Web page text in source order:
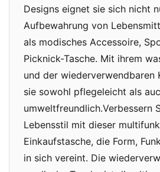
Designs eignet sie sich nicht
Aufbewahrung von
als modisches Accessoire,
Picknick-Tasche. Mit ihrem
und der wiederverwendbaren
sie sowohl pflegeleicht als
umweltfreundlich.Verbessern
Lebensstil mit dieser
Einkaufstasche, die Form,
in sich vereint. Die